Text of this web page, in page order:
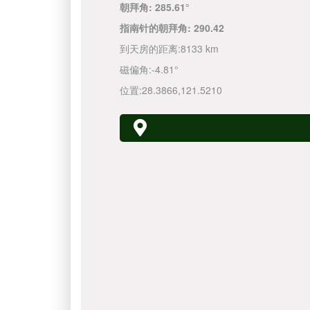
朝拜角: 285.61°
指南针的朝拜角: 290.42
到天房的距离:8133 km
磁偏角:-4.81°
位置:28.3866,121.5210